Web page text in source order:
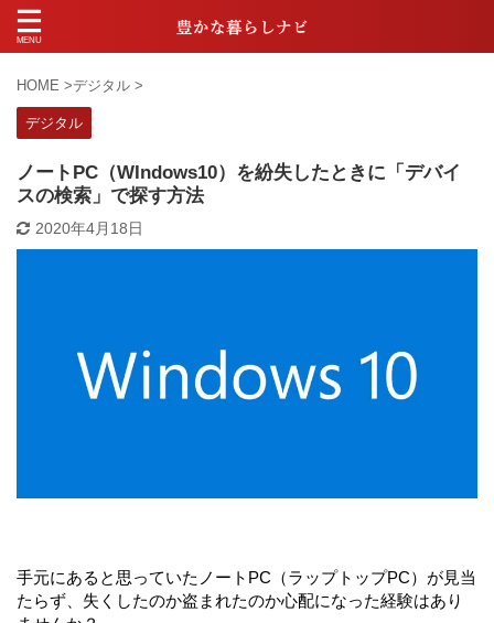
HOME >デジタル >
デジタル
ノートPC（WIndows10）を紛失したときに「デバイ
スの検索」で探す方法
2020年4月18日
手元にあると思っていたノートPC（ラップトップPC）が見当
たらず、失くしたのか盗まれたのか心配になった経験はあり